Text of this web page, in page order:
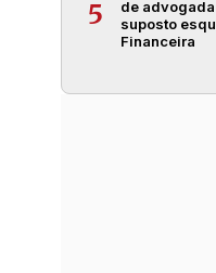
5
de
suposto
Financeira